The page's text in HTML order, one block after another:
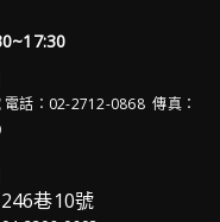
電話：02-2712-0868 傳真：
巷10號